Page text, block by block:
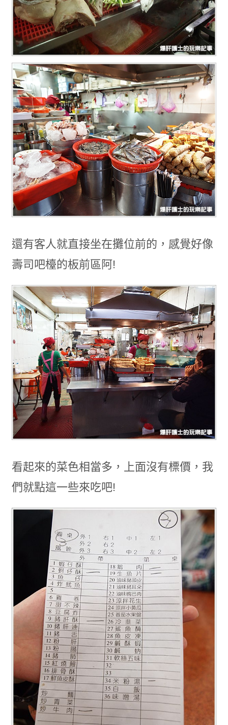
還有客人就直接坐在攤位前的，感覺好像
壽司吧檯的板前區阿!
看起來的菜色相當多，上面沒有標價，我
們就點這一些來吃吧!